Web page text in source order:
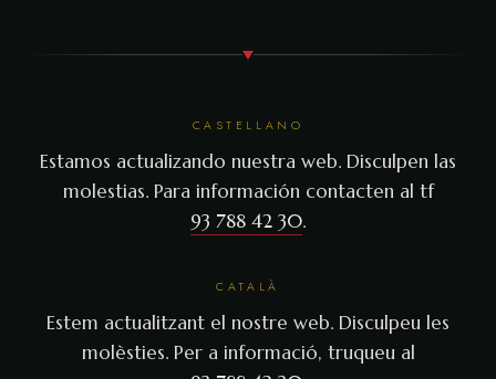
CASTELLANO
Estamos actualizando nuestra web. Disculpen las
molestias. Para información contacten al tf
93 788 42 30.
CATALÀ
Estem actualitzant el nostre web. Disculpeu les
molèsties. Per a informació, truqueu al